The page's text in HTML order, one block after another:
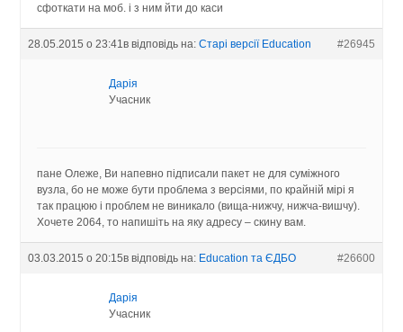
сфоткати на моб. і з ним йти до каси
28.05.2015 о 23:41в відповідь на:Старі версії Education #26945
Дарія
Учасник
пане Олеже, Ви напевно підписали пакет не для суміжного
вузла, бо не може бути проблема з версіями, по крайній мірі я
так працюю і проблем не виникало (вища-нижчу, нижча-вишчу).
Хочете 2064, то напишіть на яку адресу – скину вам.
03.03.2015 о 20:15в відповідь на: Education та ЄДБО #26600
Дарія
Учасник